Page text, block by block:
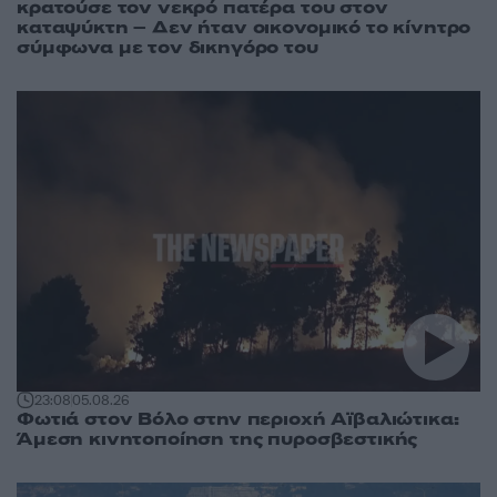
κρατούσε τον νεκρό πατέρα του στον
καταψύκτη – Δεν ήταν οικονομικό το κίνητρο
σύμφωνα με τον δικηγόρο του
23:0805.08.26
Φωτιά στον Βόλο στην περιοχή Αϊβαλιώτικα:
Άμεση κινητοποίηση της πυροσβεστικής